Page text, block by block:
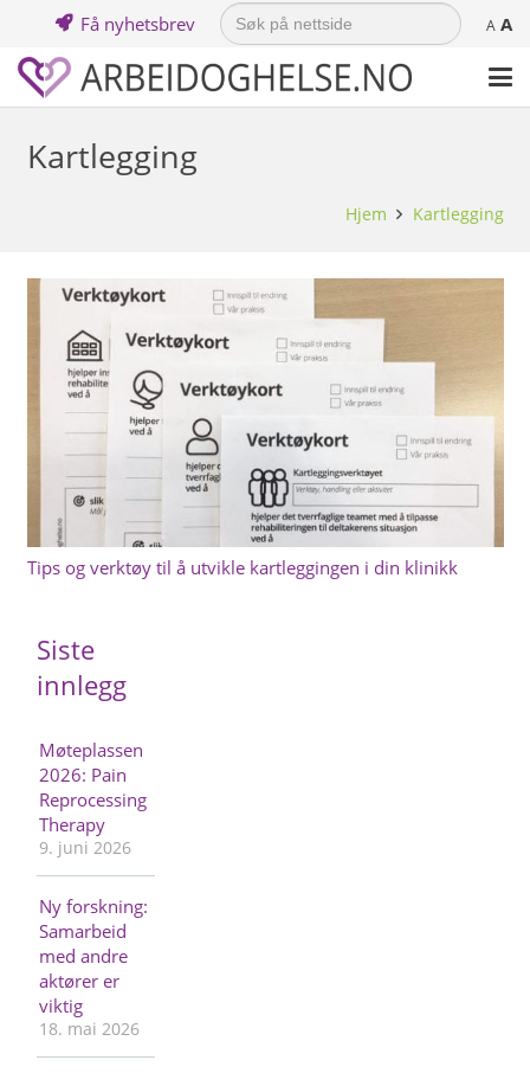
Få nyhetsbrev
Search
for: A A
Kartlegging
Hjem Kartlegging
Tips og verktøy til å utvikle kartleggingen i din klinikk
Siste
innlegg
Møteplassen
2026: Pain
Reprocessing
Therapy
9. juni 2026
Ny forskning:
Samarbeid
med andre
aktører er
viktig
18. mai 2026